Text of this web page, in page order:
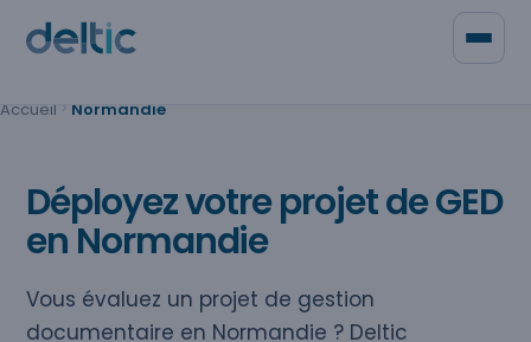
Qui sommes-nous
Contacter Deltic
Accueil Normandie
Déployez votre projet de GED
en Normandie
Vous évaluez un projet de gestion
documentaire en Normandie ? Deltic
Panneau de gestion des cookies